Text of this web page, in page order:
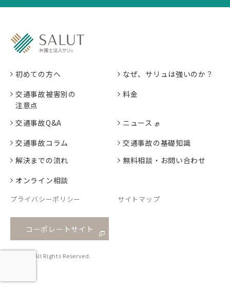
初めての方へ
なぜ、サリュは強いのか？
交通事故被害別の
注意点
料金
交通事故Q&A
ニュース
交通事故コラム
交通事故の基礎知識
解決までの流れ
無料相談・お問い合わせ
オンライン相談
プライバシーポリシー サイトマップ
コーポレートサイト
© Salut All Rights Reserved.